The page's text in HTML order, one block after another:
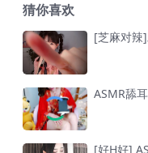
猜你喜欢
[芝麻对辣
ASMR舔
[好H好]